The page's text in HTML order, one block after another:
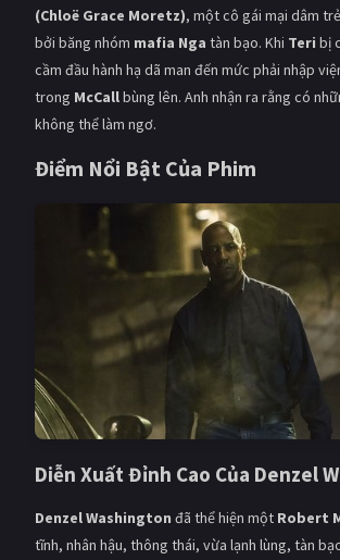
(Chloë Grace Moretz), một cô gái mại dâm
bởi băng nhóm mafia Nga tàn bạo. Khi Teri bị
cầm đầu hành hạ dã man đến mức phải nhập
trong McCallbùng lên. Anh nhận ra rằng có
không thể làm ngơ.
Điểm Nổi Bật Của Phim
Diễn Xuất Đỉnh Cao Của Denzel
Denzel Washington đã thể hiện một Robert
tĩnh, nhân hậu, thông thái, vừa lạnh lùng, tàn